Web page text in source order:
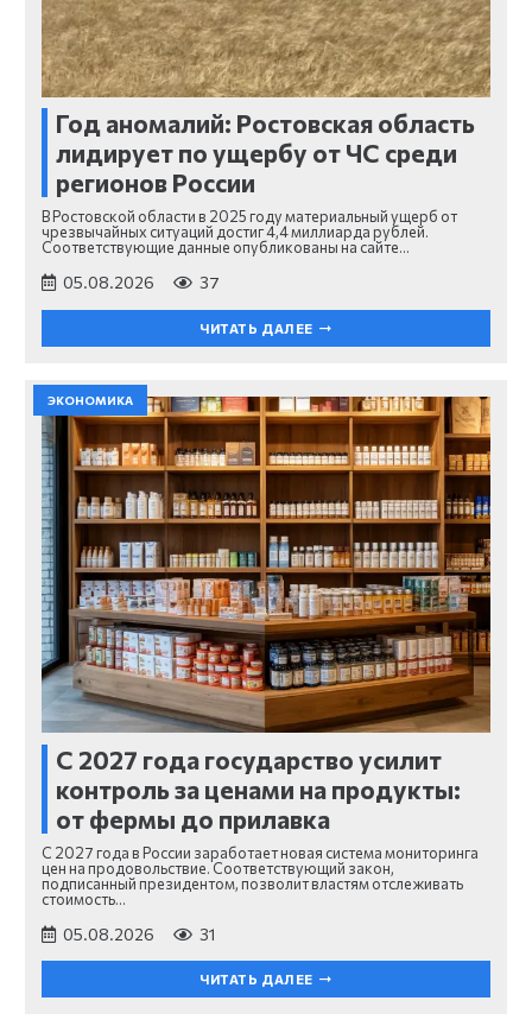
Год аномалий: Ростовская область
лидирует по ущербу от ЧС среди
регионов России
В Ростовской области в 2025 году материальный ущерб от
чрезвычайных ситуаций достиг 4,4 миллиарда рублей.
Соответствующие данные опубликованы на сайте…
05.08.2026 37
ЧИТАТЬ ДАЛЕЕ
ЭКОНОМИКА
С 2027 года государство усилит
контроль за ценами на продукты:
от фермы до прилавка
С 2027 года в России заработает новая система мониторинга
цен на продовольствие. Соответствующий закон,
подписанный президентом, позволит властям отслеживать
стоимость…
05.08.2026 31
ЧИТАТЬ ДАЛЕЕ